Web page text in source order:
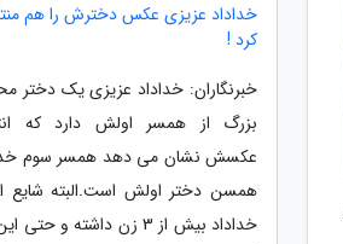
خداداد عزیزی عکس دخترش را هم
کرد !
خبرنگاران: خداداد عزیزی یک دختر
بزرگ از همسر اولش دارد که
عکسش نشان می دهد همسر سوم
همسن دختر اولش است.البته
خداداد بیش از 3 زن داشته و